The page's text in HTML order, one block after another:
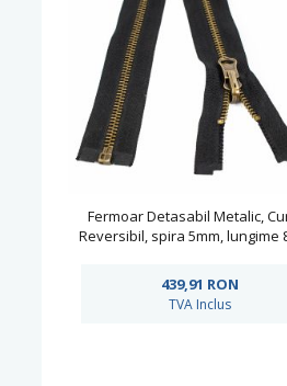
Fermoar Detasabil Metalic,
Reversibil, spira 5mm, lungime
439,91 RON
TVA Inclus